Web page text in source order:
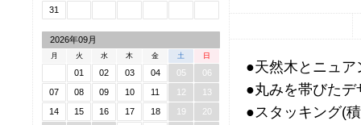
31
2026年09月
月 火 水 木 金 土 日
01 02 03 04 05
06
07
08 09 10 11 12
13
14
15 16 17 18 19
20
●天然木とニュ
●丸みを帯びた
●スタッキング(